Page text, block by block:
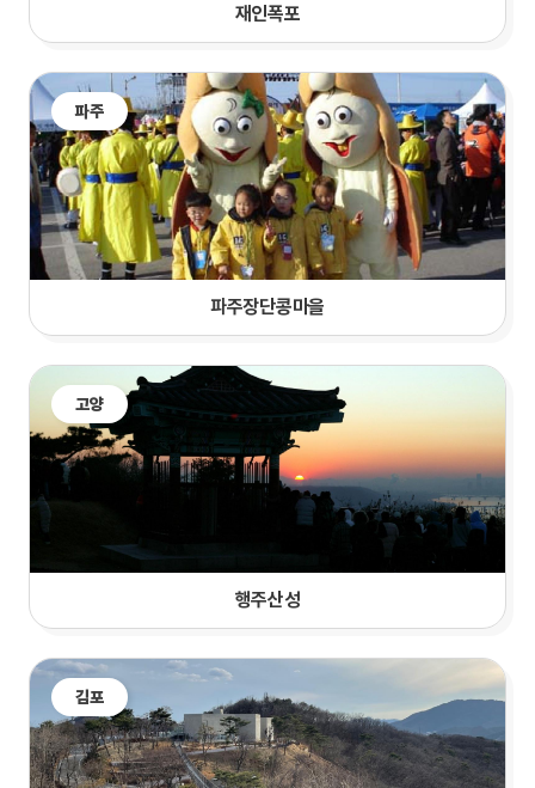
재인폭포
파주
파주장단콩마을
고양
행주산성
김포